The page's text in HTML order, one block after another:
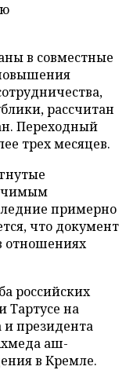
в совместные
рассчитан
Переходный
трех месяцев.
примерно
что документ
отношениях
российских
Тартусе на
и президента
аш-
в Кремле.